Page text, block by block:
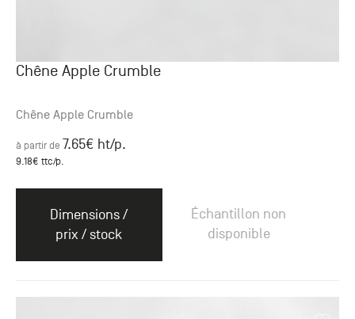
Chêne Apple Crumble
Chêne Apple Crumble
à partir de 7.65€ ht/p.
9.18€ ttc/p.
Dimensions /
prix / stock
Échantillon non
disponible